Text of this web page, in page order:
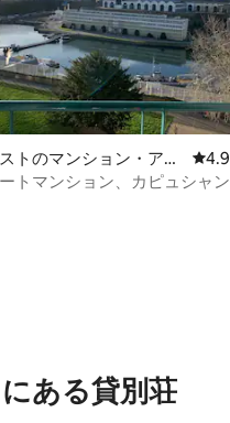
中4.96つ星の平均評価
トのマンション・アパ
レビ
トマンション、カピュシャ
ある貸別荘